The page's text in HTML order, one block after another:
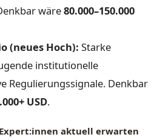
wäre80.000–150.000
(neues Hoch): Starke
institutionelle
Regulierungssignale. Denkbar
USD.
aktuell erwarten